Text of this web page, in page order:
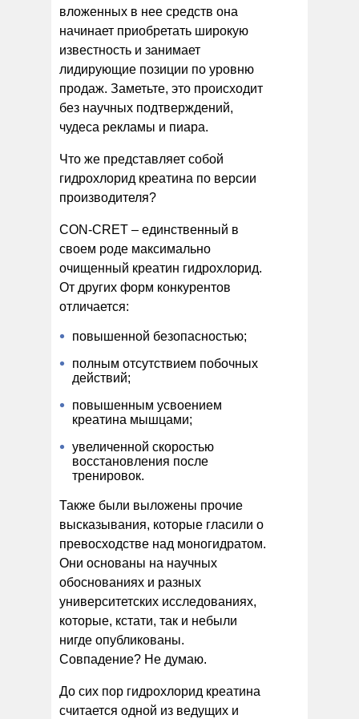
вложенных в нее средств она
начинает приобретать широкую
известность и занимает
лидирующие позиции по уровню
продаж. Заметьте, это происходит
без научных подтверждений,
чудеса рекламы и пиара.
Что же представляет собой
гидрохлорид креатина по версии
производителя?
CON-CRET – единственный в
своем роде максимально
очищенный креатин гидрохлорид.
От других форм конкурентов
отличается:
повышенной безопасностью;
полным отсутствием побочных
действий;
повышенным усвоением
креатина мышцами;
увеличенной скоростью
восстановления после
тренировок.
Также были выложены прочие
высказывания, которые гласили о
превосходстве над моногидратом.
Они основаны на научных
обоснованиях и разных
университетских исследованиях,
которые, кстати, так и небыли
нигде опубликованы.
Совпадение? Не думаю.
До сих пор гидрохлорид креатина
считается одной из ведущих и